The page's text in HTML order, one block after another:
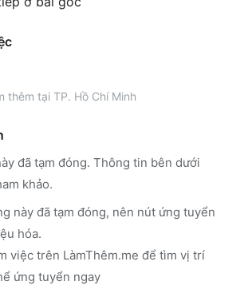
thêm tại TP. Hồ Chí Minh
đã tạm đóng. Thông tin bên dưới
khảo.
này đã tạm đóng, nên nút ứng tuyển
hóa.
việc trên LàmThêm.me để tìm vị trí
ứng tuyển ngay